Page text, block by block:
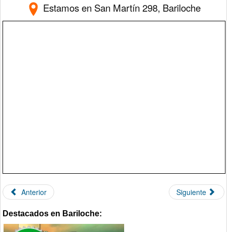
Estamos en San Martín 298, Bariloche
Anterior Siguiente
Destacados en Bariloche: